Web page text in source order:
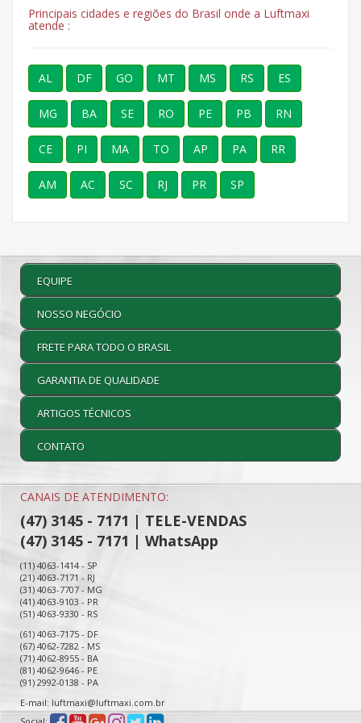
Principais cidades e regiões do Brasil onde a Luftmaxi
atende :
AL DF GO MT MS RS ES
MG BA SE RO PE PB RN
CE PI MA TO AP PA RR
AM AC SC RJ PR SP
EQUIPE
NOSSO NEGÓCIO
FRETE PARA TODO O BRASIL
GARANTIA DE QUALIDADE
ARTIGOS TÉCNICOS
CONTATO
CANAIS DE ATENDIMENTO:
(47) 3145 - 7171 | TELE-VENDAS
(47) 3145 - 7171 | WhatsApp
(11) 4063-1414 - SP
(21) 4063-7171 - RJ
(31) 4063-7707 - MG
(41) 4063-9103 - PR
(51) 4063-9330 - RS
(61) 4063-7175 - DF
(67) 4062-7282 - MS
(71) 4062-8955 - BA
(81) 4062-9646 - PE
(91) 2992-0138 - PA
E-mail: luftmaxi@luftmaxi.com.br